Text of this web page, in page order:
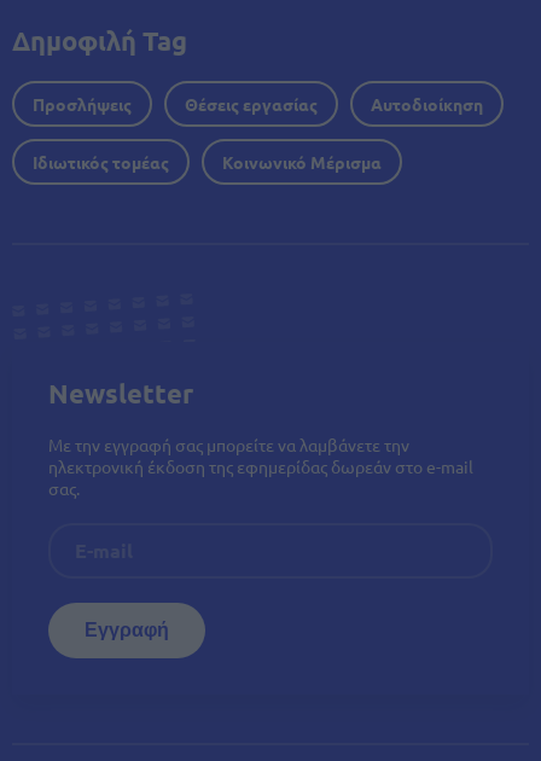
Δημοφιλή Tag
Προσλήψεις Θέσεις εργασίας Αυτοδιοίκηση
Ιδιωτικός τομέας Κοινωνικό Μέρισμα
Newsletter
Με την εγγραφή σας μπορείτε να λαμβάνετε την
ηλεκτρονική έκδοση της εφημερίδας δωρεάν στο e-mail
σας.